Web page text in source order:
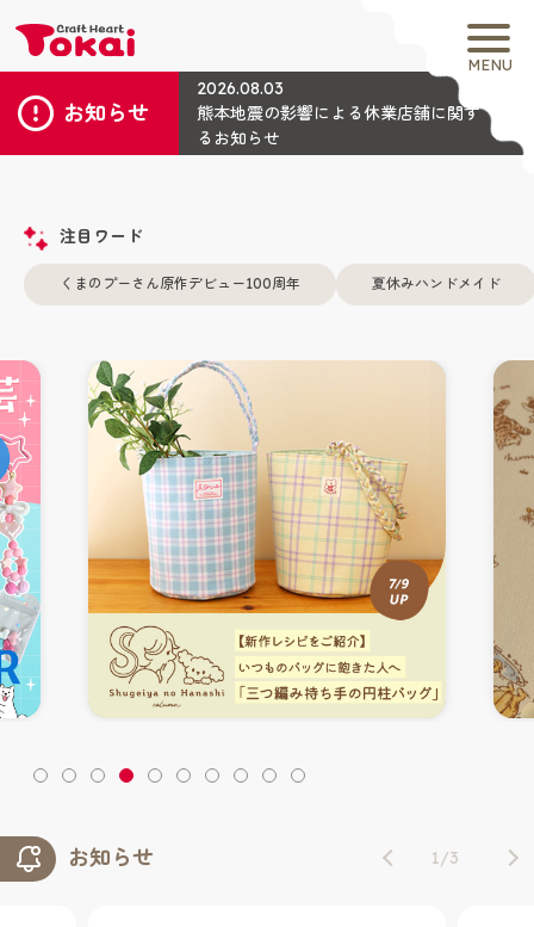
MENU
お知らせ
2026.08.03
熊本地震の影響による休業店舗に関す
るお知らせ
注目ワード
くまのプーさん原作デビュー100周年 夏休みハンドメイド
お知らせ 1/3